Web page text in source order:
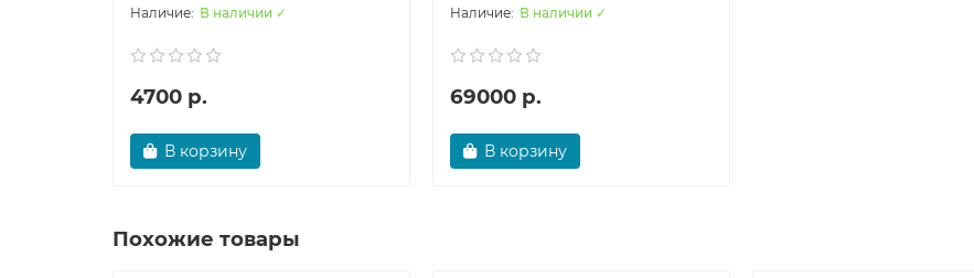
В наличии ✓
4700 р.
В корзину
В наличии ✓
69000 р.
В корзину
Похожие товары